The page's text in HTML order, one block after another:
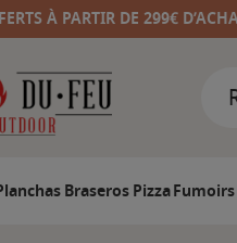
À PARTIR DE 299€
BraserosPizzaFumoirs